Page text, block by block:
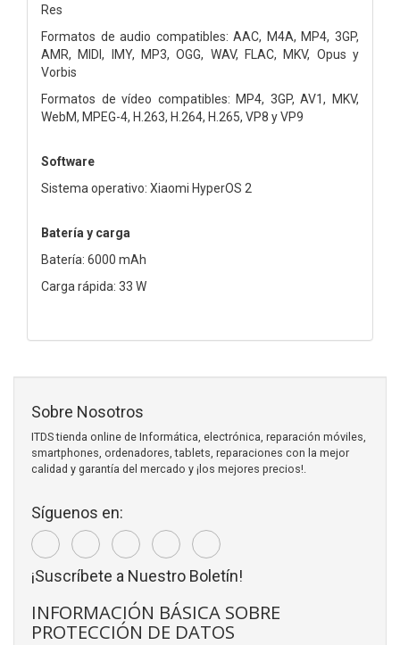
Res
Formatos de audio compatibles: AAC, M4A, MP4, 3GP,
AMR, MIDI, IMY, MP3, OGG, WAV, FLAC, MKV, Opus y
Vorbis
Formatos de vídeo compatibles: MP4, 3GP, AV1, MKV,
WebM, MPEG-4, H.263, H.264, H.265, VP8 y VP9
Software
Sistema operativo: Xiaomi HyperOS 2
Batería y carga
Batería: 6000 mAh
Carga rápida: 33 W
Sobre Nosotros
ITDS tienda online de Informática, electrónica, reparación móviles,
smartphones, ordenadores, tablets, reparaciones con la mejor
calidad y garantía del mercado y ¡los mejores precios!.
Síguenos en:
¡Suscríbete a Nuestro Boletín!
INFORMACIÓN BÁSICA SOBRE
PROTECCIÓN DE DATOS